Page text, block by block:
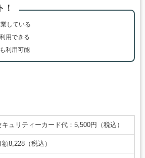
！
している
用できる
利用可能
キュリティーカード代：5,500円（税込）
額8,228（税込）